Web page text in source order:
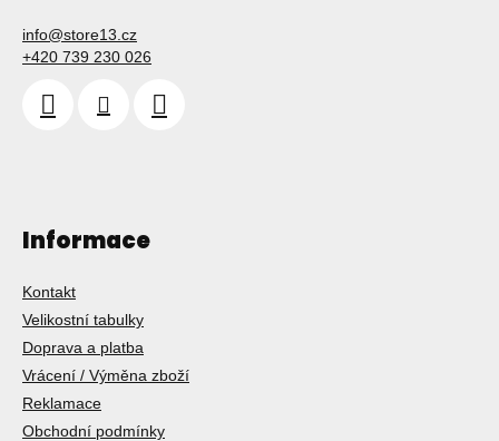
info@store13.cz
+420 739 230 026
Informace
Kontakt
Velikostní tabulky
Doprava a platba
Vrácení / Výměna zboží
Reklamace
Obchodní podmínky